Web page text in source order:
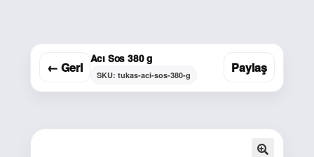
← Geri
Acı Sos 380 g
SKU: tukas-aci-sos-380-g Paylaş